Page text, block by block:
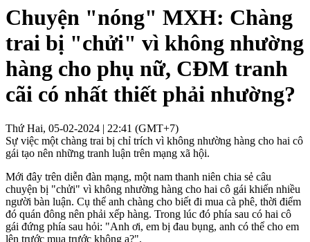
Chuyện "nóng" MXH: Chàng
trai bị "chửi" vì không nhường
hàng cho phụ nữ, CĐM tranh
cãi có nhất thiết phải nhường?
Thứ Hai, 05-02-2024 | 22:41 (GMT+7)
Sự việc một chàng trai bị chỉ trích vì không nhường hàng cho hai cô
gái tạo nên những tranh luận trên mạng xã hội.
Mới đây trên diễn đàn mạng, một nam thanh niên chia sẻ câu
chuyện bị "chửi" vì không nhường hàng cho hai cô gái khiến nhiều
người bàn luận. Cụ thể anh chàng cho biết đi mua cà phê, thời điểm
đó quán đông nên phải xếp hàng. Trong lúc đó phía sau có hai cô
gái đứng phía sau hỏi: "Anh ơi, em bị đau bụng, anh có thể cho em
lên trước mua trước không ạ?".